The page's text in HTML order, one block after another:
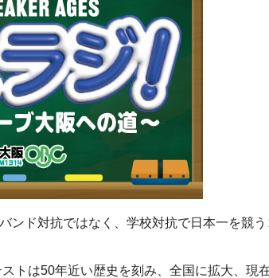
ンド対抗ではなく、学校対抗で日本一を
トは50年近い歴史を刻み、全国に拡大、